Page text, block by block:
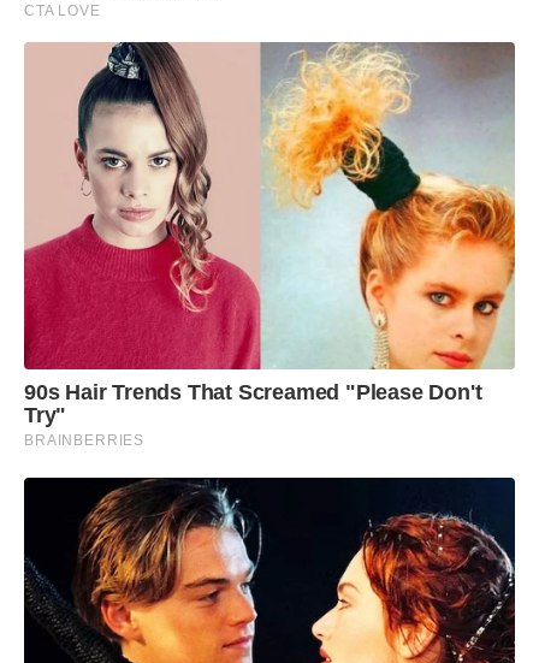
CTA LOVE
90s Hair Trends That Screamed "Please Don't
Try"
BRAINBERRIES